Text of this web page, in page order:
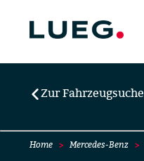
Zur Fahrzeugsuche
Home Mercedes-Benz